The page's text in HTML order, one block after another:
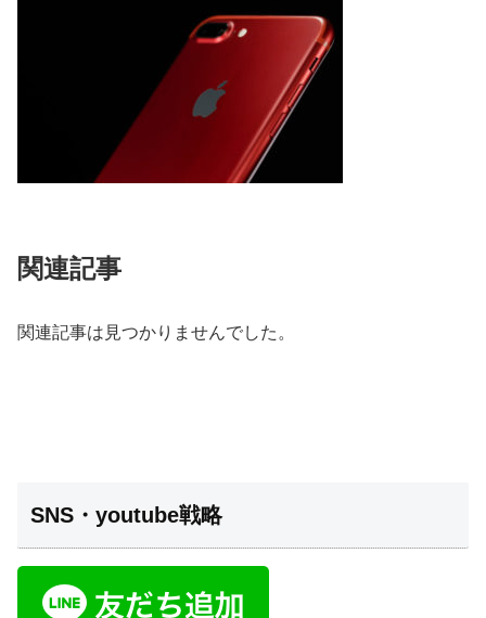
関連記事
関連記事は見つかりませんでした。
SNS・youtube戦略